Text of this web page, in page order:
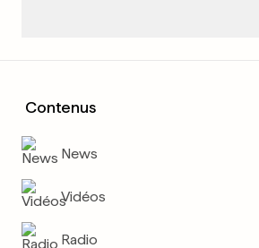
Contenus
News
Vidéos
Radio